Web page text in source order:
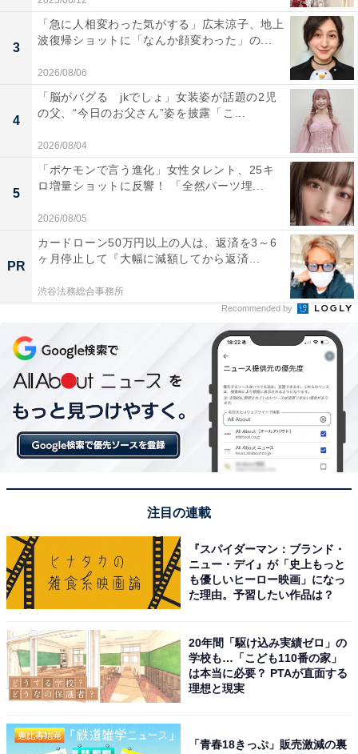
3
「急に人相変わった気がする」広末涼子、地上
波復帰ショットに「なんか顔変わった」の...
2026/08/06
4
「脳がバグる jkでしょ」女装姿が話題の2児
の父、“今日のお父さん”姿を披露「こ...
2026/08/04
5
「ポケモンで言う進化」女性タレント、25キ
ロ増量ショットに反響！ 「全然パーツ埋...
2026/08/05
PR
カードローン50万円以上の人は、返済を3～6
ヶ月停止して『大幅に減額してから返済...
渋谷法務総合事務所
Recommended by
注目の連載
『スパイダーマン：ブランド・
ニュー・デイ』が「史上もっと
も優しいヒーロー映画」になっ
た理由。予習したい作品は？
20年間「駆け込み実績ゼロ」の
学校も…「こども110番の家」
は本当に必要？ PTAが直面する
理想と現実
「青春18きっぷ」販売激減の裏